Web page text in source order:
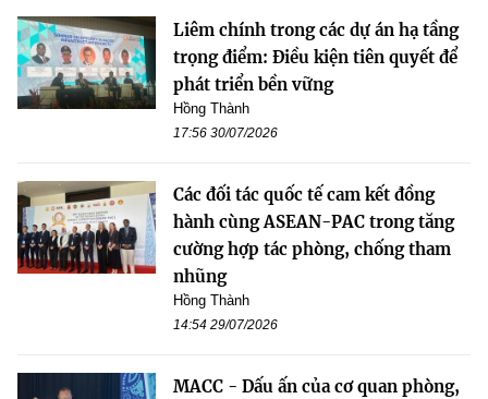
Liêm chính trong các dự án hạ tầng
trọng điểm: Điều kiện tiên quyết để
phát triển bền vững
Hồng Thành
17:56 30/07/2026
Các đối tác quốc tế cam kết đồng
hành cùng ASEAN-PAC trong tăng
cường hợp tác phòng, chống tham
nhũng
Hồng Thành
14:54 29/07/2026
MACC - Dấu ấn của cơ quan phòng,